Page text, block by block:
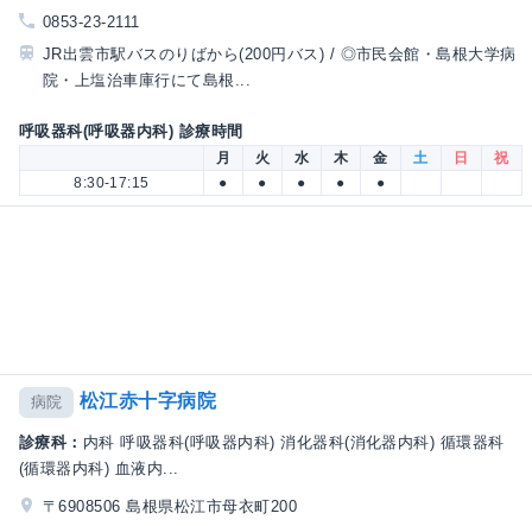
0853-23-2111
JR出雲市駅バスのりばから(200円バス) / ◎市民会館・島根大学病
院・上塩治車庫行にて島根...
呼吸器科(呼吸器内科) 診療時間
月 火 水 木 金 土 日
祝
8:30-17:15
● ● ● ● ●
病院 松江赤十字病院
診療科： 内科 呼吸器科(呼吸器内科) 消化器科(消化器内科) 循環器科
(循環器内科) 血液内...
〒6908506 島根県松江市母衣町200